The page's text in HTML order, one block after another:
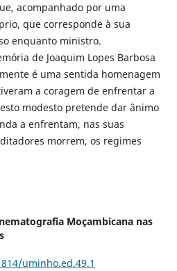
acompanhado por uma
que corresponde à sua
enquanto ministro.
de Joaquim Lopes Barbosa
é uma sentida homenagem
a coragem de enfrentar a
modesto pretende dar ânimo
a enfrentam, nas suas
morrem, os regimes
Moçambicana nas
uminho.ed.49.1